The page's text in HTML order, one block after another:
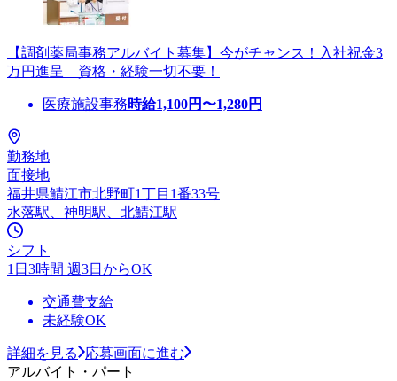
【調剤薬局事務アルバイト募集】今がチャンス！入社祝金3
万円進呈 資格・経験一切不要！
医療施設事務時給1,100円〜1,280円
勤務地
面接地
福井県鯖江市北野町1丁目1番33号
水落駅、神明駅、北鯖江駅
シフト
1日3時間 週3日からOK
交通費支給
未経験OK
詳細を見る
応募画面に進む
アルバイト・パート